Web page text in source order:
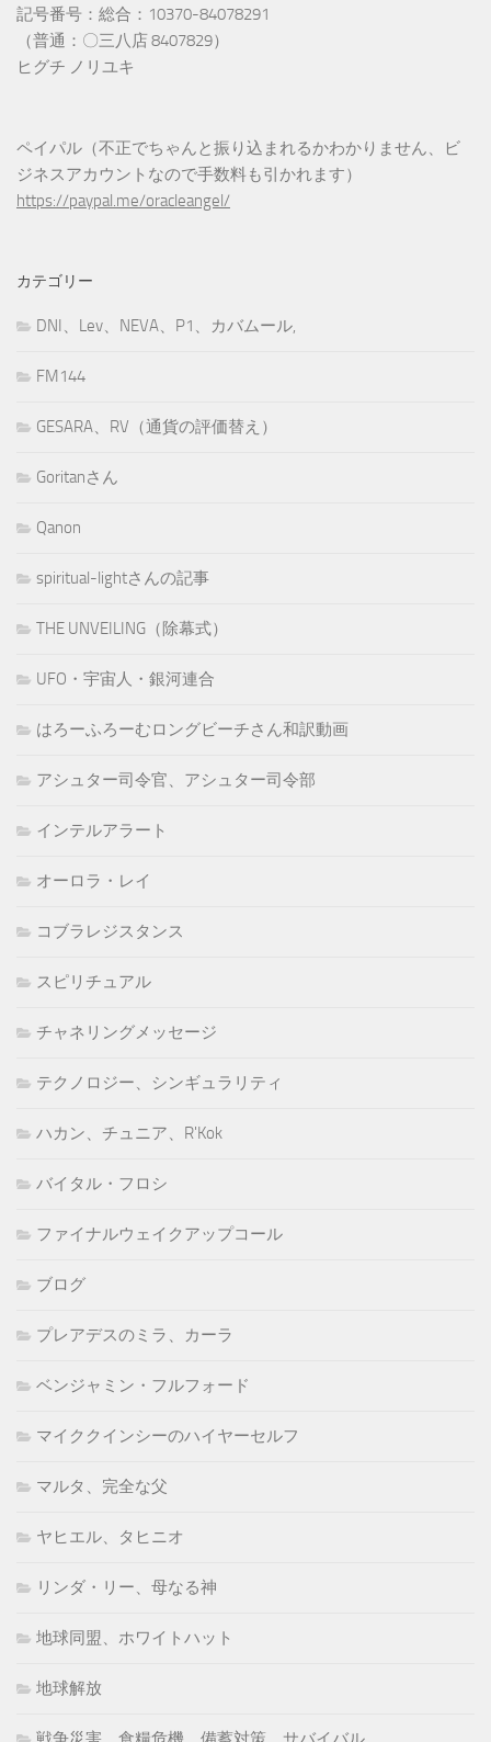
記号番号：総合：10370-84078291
（普通：〇三八店 8407829）
ヒグチ ノリユキ
ペイパル（不正でちゃんと振り込まれるかわかりません、ビ
ジネスアカウントなので手数料も引かれます）
https://paypal.me/oracleangel/
カテゴリー
DNI、Lev、NEVA、P1、カバムール,
FM144
GESARA、RV（通貨の評価替え）
Goritanさん
Qanon
spiritual-lightさんの記事
THE UNVEILING（除幕式）
UFO・宇宙人・銀河連合
はろーふろーむロングビーチさん和訳動画
アシュター司令官、アシュター司令部
インテルアラート
オーロラ・レイ
コブラレジスタンス
スピリチュアル
チャネリングメッセージ
テクノロジー、シンギュラリティ
ハカン、チュニア、R'Kok
バイタル・フロシ
ファイナルウェイクアップコール
ブログ
プレアデスのミラ、カーラ
ベンジャミン・フルフォード
マイククインシーのハイヤーセルフ
マルタ、完全な父
ヤヒエル、タヒニオ
リンダ・リー、母なる神
地球同盟、ホワイトハット
地球解放